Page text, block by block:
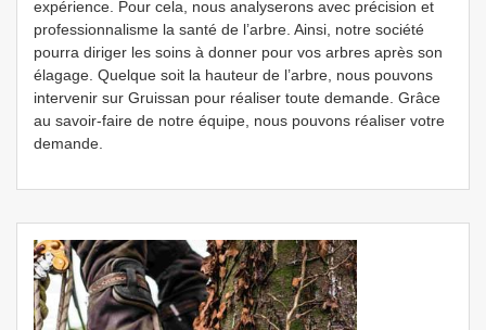
expérience. Pour cela, nous analyserons avec précision et
professionnalisme la santé de l’arbre. Ainsi, notre société
pourra diriger les soins à donner pour vos arbres après son
élagage. Quelque soit la hauteur de l’arbre, nous pouvons
intervenir sur Gruissan pour réaliser toute demande. Grâce
au savoir-faire de notre équipe, nous pouvons réaliser votre
demande.